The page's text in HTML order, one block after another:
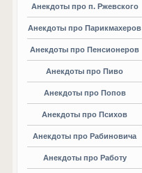
Анекдоты про п. Ржевского
Анекдоты про Парикмахеров
Анекдоты про Пенсионеров
Анекдоты про Пиво
Анекдоты про Попов
Анекдоты про Психов
Анекдоты про Рабиновича
Анекдоты про Работу